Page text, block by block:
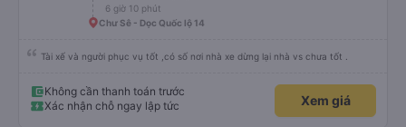
6 giờ 10 phút
Chư Sê - Dọc Quốc lộ 14
Tài xế và người phục vụ tốt ,có số nơi nhà xe dừng lại nhà vs chưa tốt .
Không cần thanh toán trước
Xác nhận chỗ ngay lập tức
Xem giá